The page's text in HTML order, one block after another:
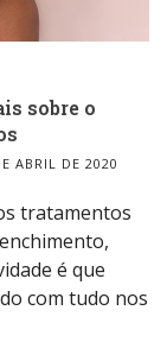
sobre o
ABRIL DE 2020
tratamentos
é que
com tudo nos